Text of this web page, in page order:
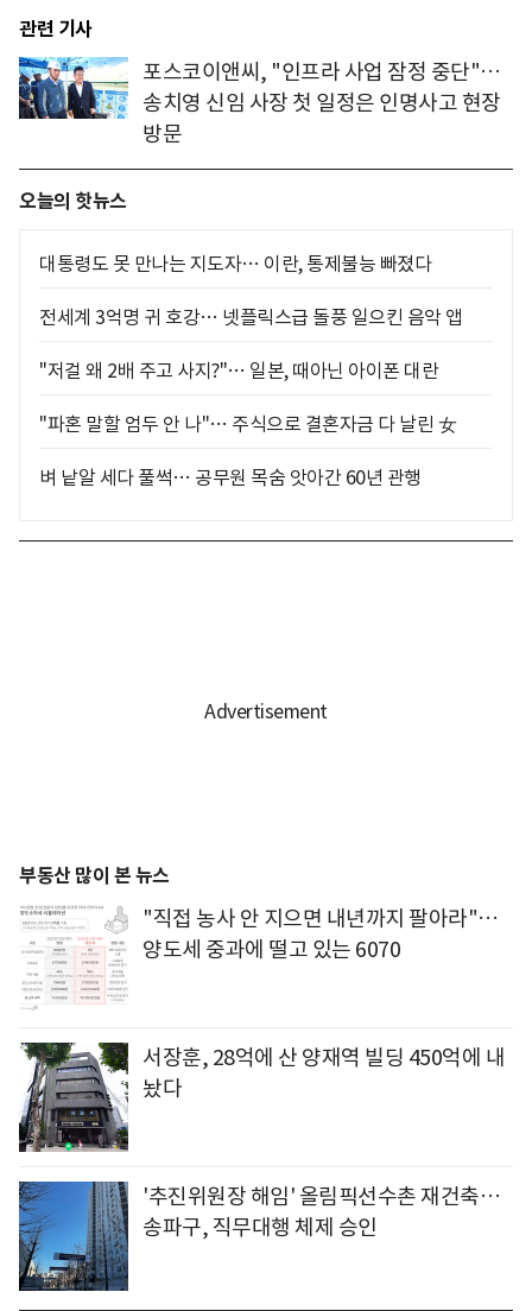
관련 기사
포스코이앤씨, "인프라 사업 잠정 중단"…
송치영 신임 사장 첫 일정은 인명사고 현장
방문
오늘의 핫뉴스
대통령도 못 만나는 지도자… 이란, 통제불능 빠졌다
전세계 3억명 귀 호강… 넷플릭스급 돌풍 일으킨 음악 앱
"저걸 왜 2배 주고 사지?"… 일본, 때아닌 아이폰 대란
"파혼 말할 엄두 안 나"… 주식으로 결혼자금 다 날린 女
벼 낱알 세다 풀썩… 공무원 목숨 앗아간 60년 관행
부동산 많이 본 뉴스
"직접 농사 안 지으면 내년까지 팔아라"…
양도세 중과에 떨고 있는 6070
서장훈, 28억에 산 양재역 빌딩 450억에 내
놨다
'추진위원장 해임' 올림픽선수촌 재건축…
송파구, 직무대행 체제 승인